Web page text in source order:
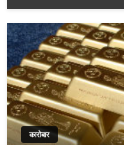
कारोबार